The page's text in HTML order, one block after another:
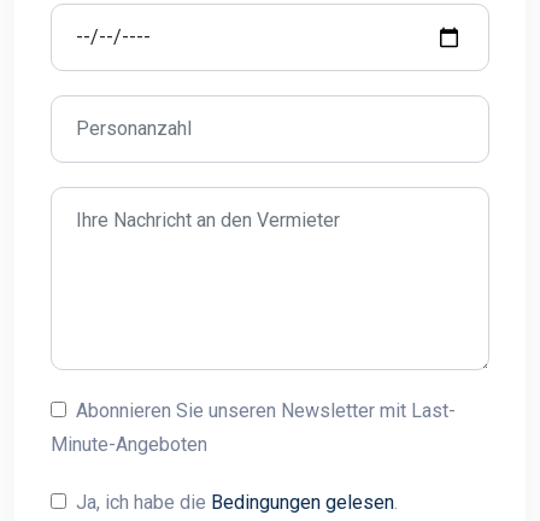
Abonnieren Sie unseren Newsletter mit Last-
Minute-Angeboten
Ja, ich habe die Bedingungen gelesen.